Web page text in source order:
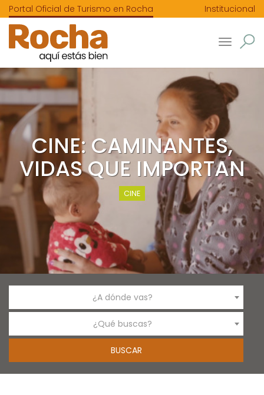
Portal Oficial de Turismo en Rocha Institucional
Toggle
CINE: CAMINANTES,
VIDAS QUE IMPORTAN
CINE
¿A dónde vas?
¿Qué buscas?